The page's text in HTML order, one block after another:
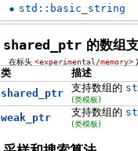
std::basic_string
shared_ptr的数组
在标头<experimental/memory>
类
描述
shared_ptr
支持数组的
(类模板)
weak_ptr 支持数组的
(类模板)